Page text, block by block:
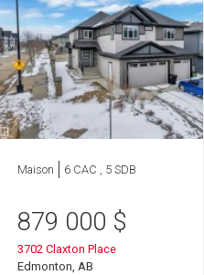
Maison 6 CAC , 5 SDB
879 000 $
3702 Claxton Place
Edmonton, AB